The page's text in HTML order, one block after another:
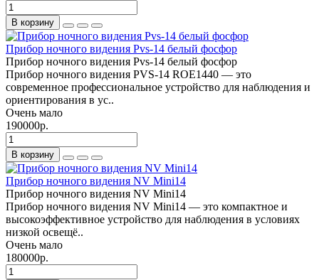
В корзину
Прибор ночного видения Pvs-14 белый фосфор
Прибор ночного видения Pvs-14 белый фосфор
Прибор ночного видения PVS-14 ROE1440 — это
современное профессиональное устройство для наблюдения и
ориентирования в ус..
Очень мало
190000р.
В корзину
Прибор ночного видения NV Mini14
Прибор ночного видения NV Mini14
Прибор ночного видения NV Mini14 — это компактное и
высокоэффективное устройство для наблюдения в условиях
низкой освещё..
Очень мало
180000р.